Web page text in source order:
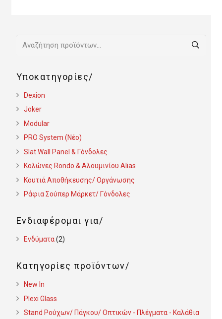
Υποκατηγορίες
Dexion
Joker
Modular
PRO System (Νέο)
Slat Wall Panel & Γόνδολες
Κολώνες Rondo & Αλουμινίου Alias
Κουτιά Αποθήκευσης/ Οργάνωσης
Ράφια Σούπερ Μάρκετ/ Γόνδολες
Ενδιαφέρομαι για
Ενδύματα (2)
Κατηγορίες προϊόντων
New In
Plexi Glass
Stand Ρούχων/ Πάγκου/ Οπτικών - Πλέγματα - Καλάθια